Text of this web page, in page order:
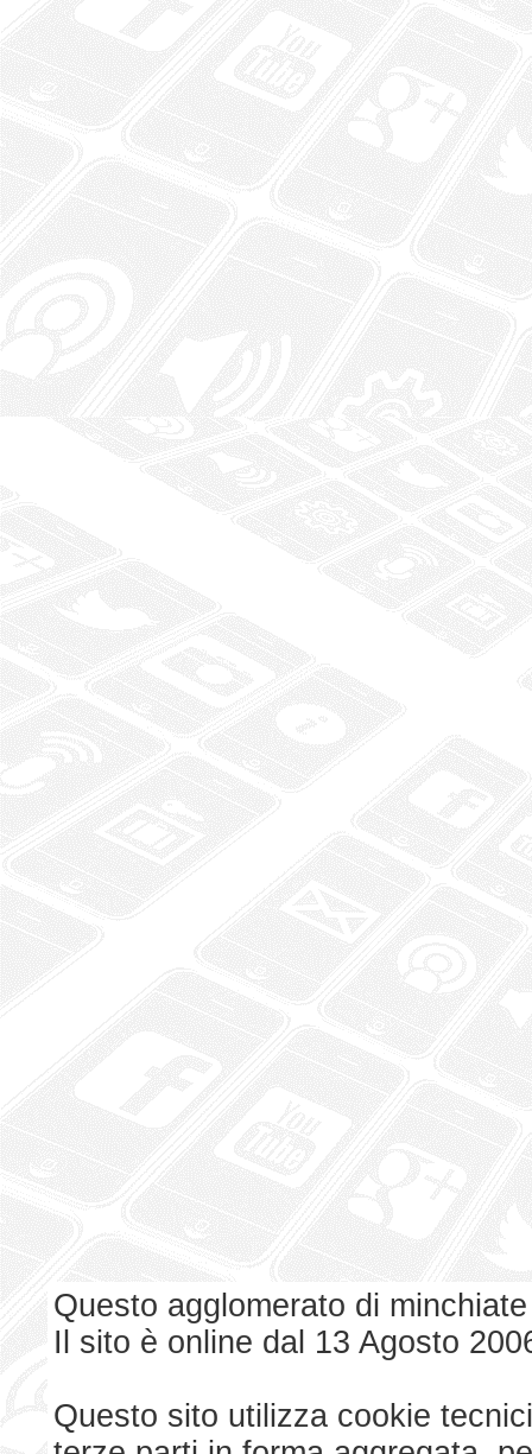
Questo agglomerato di
Il sito è online dal 13 Agosto
Questo sito utilizza cookie